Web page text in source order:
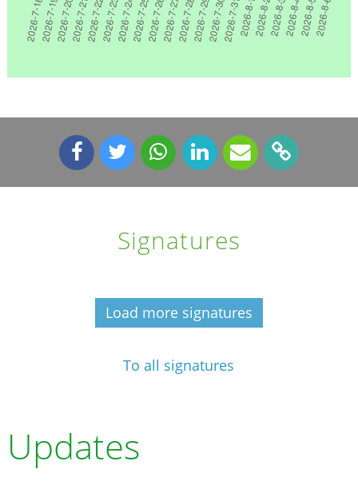
Signatures
Load more signatures
To all signatures
Updates